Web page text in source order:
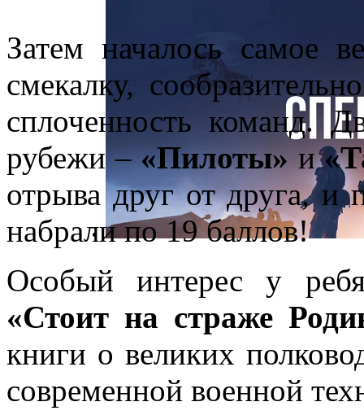
Затем началось самое
смекалку,
сплоченность команд.
рубежи –«Пилоты»и
отрыва друг от друга, и
набрали по 19 баллов!
Особый интерес у
«Стоит на страже
книги о великих
современной военной